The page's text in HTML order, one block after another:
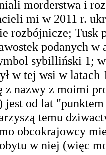
morderstwa i
mi w 2011 r.
rozbójnicze; Tusk
podanych
sybilliński 1;
w tej wsi w latach
z nazwy z moimi
od lat
temu
obcokrajowcy
w niej (więc